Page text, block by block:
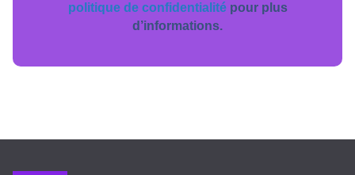
politique de confidentialitépour plus
d’informations.